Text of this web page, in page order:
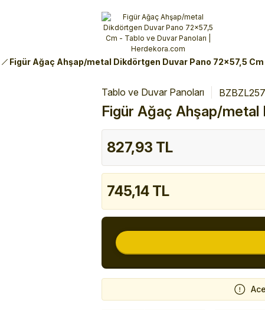
Alışverişlerinizde 3 Taksit Fırsatı!İlk siparişinizi verin!
%10 Havale İndirimiŞimdi Alışveriş yap!
Figür Ağaç Ahşap/metal Dikdörtgen Duvar Pano 72x57,5 Cm
Tablo ve Duvar Panoları
Figür Ağaç Ahşap/metal
827,93 TL
745,14 TL